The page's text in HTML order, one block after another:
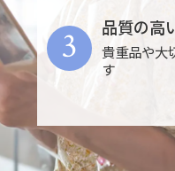
品質の高
貴重品や大
す
3